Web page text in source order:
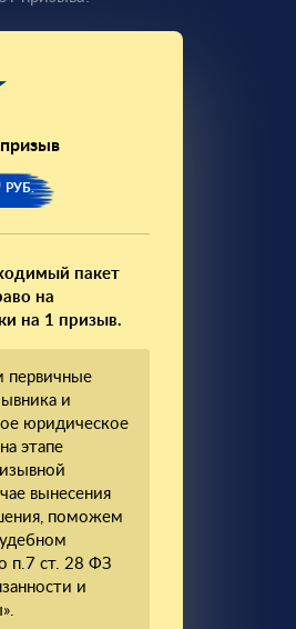
РУБ.
пакет
на
на 1 призыв.
первичные
и
юридическое
этапе
вынесения
поможем
п.7 ст. 28 ФЗ
и